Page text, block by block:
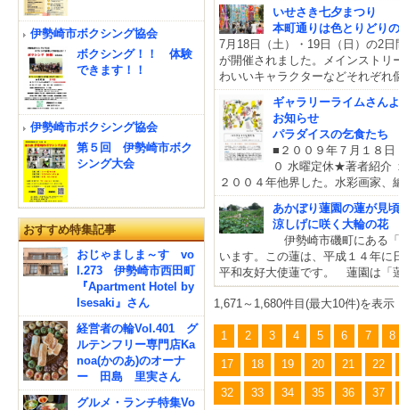
いせさき七夕まつり
本町通りは色とりどり
7月18日（土）・19日（日）の2
が開催されました。メインストリ
わいいキャラクターなどそれぞれ
ギャラリーライムさん
お知らせ
パラダイスの乞食たち
■２００９年７月１８
０ 水曜定休★著者紹介
２００４年他界した。水彩画家
あかぼり蓮園の蓮が見
涼しげに咲く大輪の花
伊勢崎市磯町にある
います。この蓮は、平成１４年
平和友好大使蓮です。 蓮園は「
1,671～1,680件目(最大10件)を表示
1 2 3 4 5 6 7 8
17 18 19 20 21 22
32 33 34 35 36 37
伊勢崎市ボクシング協会
ボクシング！！ 体験
できます！！
伊勢崎市ボクシング協会
第５回 伊勢崎市ボク
シング大会
おすすめ特集記事
おじゃましま～す vo
l.273 伊勢崎市西田町
『Apartment Hotel by
Isesaki』さん
経営者の輪Vol.401 グ
ルテンフリー専門店Ka
noa(かのあ)のオーナ
ー 田島 里実さん
グルメ・ランチ特集Vo